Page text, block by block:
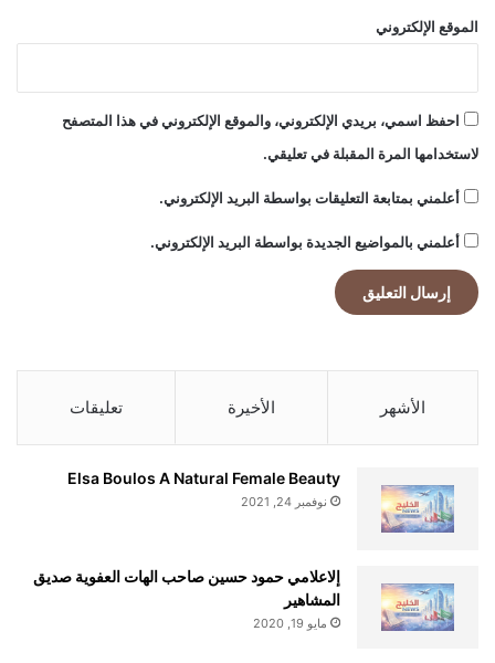
الموقع الإلكتروني
احفظ اسمي، بريدي الإلكتروني، والموقع الإلكتروني في هذا المتصفح
لاستخدامها المرة المقبلة في تعليقي.
أعلمني بمتابعة التعليقات بواسطة البريد الإلكتروني.
أعلمني بالمواضيع الجديدة بواسطة البريد الإلكتروني.
الأشهر الأخيرة تعليقات
Elsa Boulos A Natural Female Beauty
نوفمبر 24, 2021
إلاعلامي حمود حسين صاحب الهات العفوية صديق
المشاهير
مايو 19, 2020